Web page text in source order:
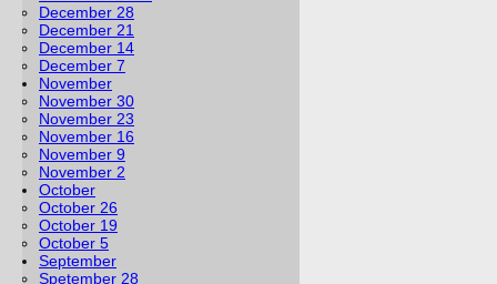
December 28
December 21
December 14
December 7
November
November 30
November 23
November 16
November 9
November 2
October
October 26
October 19
October 5
September
Spetember 28